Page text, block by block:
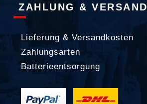
ZAHLUNG & VERSAND
Lieferung & Versandkosten
Zahlungsarten
Batterieentsorgung